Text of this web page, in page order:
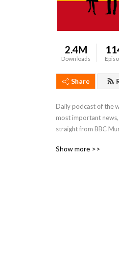
2.4M
Downloads
Share
Daily podcast of the
most important news,
straight from BBC
Spanish beginners and
Show more >>